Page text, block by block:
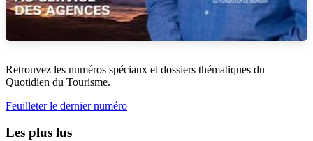
Retrouvez les numéros spéciaux et dossiers thématiques du
Quotidien du Tourisme.
Feuilleter le dernier numéro
Les plus lus